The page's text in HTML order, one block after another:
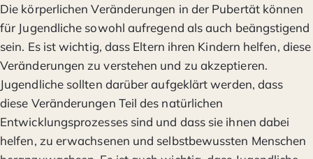
Die körperlichen Veränderungen in der Pubertät können
für Jugendliche sowohl aufregend als auch beängstigend
sein. Es ist wichtig, dass Eltern ihren Kindern helfen, diese
Veränderungen zu verstehen und zu akzeptieren.
Jugendliche sollten darüber aufgeklärt werden, dass
diese Veränderungen Teil des natürlichen
Entwicklungsprozesses sind und dass sie ihnen dabei
helfen, zu erwachsenen und selbstbewussten Menschen